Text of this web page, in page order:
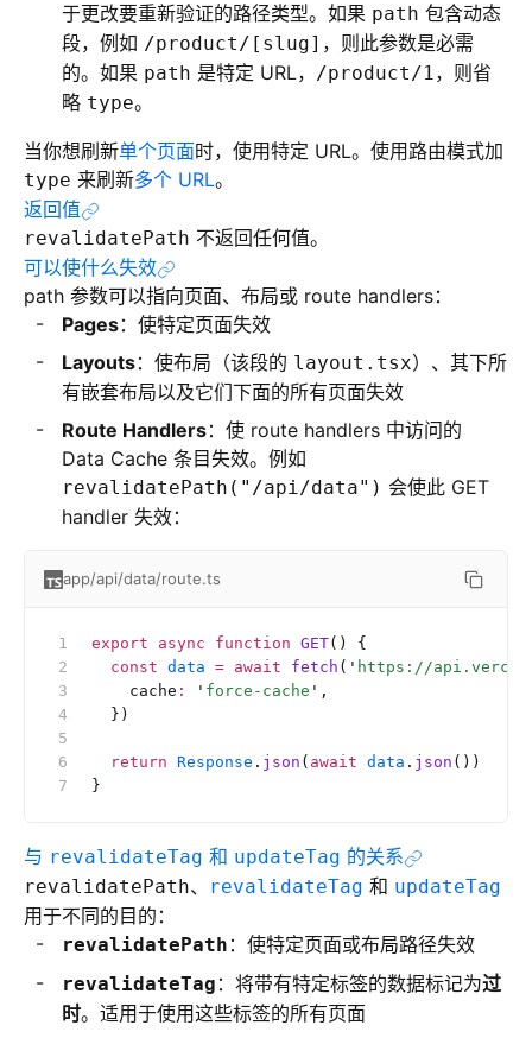
于更改要重新验证的路径类型。如果 path 包含动态
段，例如 /product/[slug] ，则此参数是必需
的。如果 path 是特定 URL， /product/1，则省
略 type。
当你想刷新单个页面时，使用特定 URL。使用路由模式加
type 来刷新多个 URL。
返回值
revalidatePath 不返回任何值。
可以使什么失效
path 参数可以指向页面、布局或 route handlers：
Pages：使特定页面失效
Layouts：使布局（该段的 layout.tsx）、其下所
有嵌套布局以及它们下面的所有页面失效
Route Handlers：使 route handlers 中访问的
Data Cache 条目失效。例如
revalidatePath("/api/data") 会使此 GET
handler 失效：
app/api/data/route.ts
export async function GET() {
  const
data = await fetch ( ' https://
    cache
: ' force-cache ' ,
  })
  return
Response . json ( await data . json ())
}
与 revalidateTag 和 updateTag 的关系
revalidatePath、 revalidateTag 和 updateTag
用于不同的目的：
revalidatePath ：使特定页面或布局路径失效
revalidateTag ：将带有特定标签的数据标记为过
时。适用于使用这些标签的所有页面